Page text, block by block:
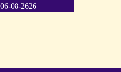
06-08-2626